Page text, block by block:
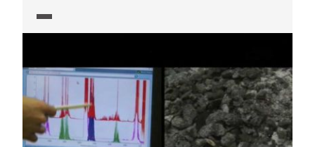
můžeme plastové lahve spalovat za vzniku oxidu
použít. Vědci se také zabývají otázkou, jak dlouhý
polymerní řetězec rozložit na kratší části, které
by poté mohly být biodegradabilní.